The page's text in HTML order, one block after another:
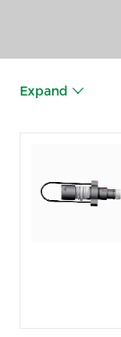
Expand